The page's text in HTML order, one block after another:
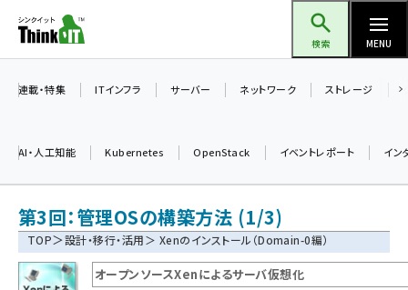
ン
ツ
検索 MENU
ai (2470)
加藤銘のチーム貢献～仲間と築いた勝利の絆～ (2287)
iot女子会 (2243)
連載・特集 ITインフラ サーバー ネットワーク ストレージ
AI・人工知能 Kubernetes OpenStack イベントレポート イン
第3回：管理OSの構築方法 (1/3)
TOP＞設計・移行・活用＞ Xenのインストール（Domain-0編）
オープンソースXenによるサーバ仮想化